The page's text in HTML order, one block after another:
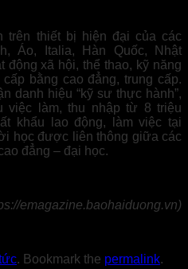
trên thiết bị hiện đại của các
Áo, Italia, Hàn Quốc, Nhật
động xã hội, thể thao, kỹ năng
bằng cao đẳng, trung cấp.
danh hiệu “kỹ sư thực hành”,
làm, thu nhập từ 8 triệu
khẩu lao động, làm việc tại
học được liên thông giữa các
đẳng – đại học.
emagazine.baohaiduong.vn)
. Bookmark the permalink.